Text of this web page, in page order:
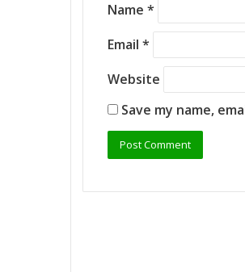
Name *
Email *
Website
Save my name,